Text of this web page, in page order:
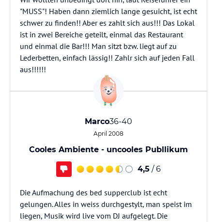
"MUSS"! Haben dann ziemlich lange gesuicht, ist echt
schwer zu finden!! Aber es zahlt sich aus!!! Das Lokal
ist in zwei Bereiche geteilt, einmal das Restaurant
und einmal die Bar!!! Man sitzt bzw. liegt auf zu
Lederbetten, einfach lässig!! Zahlr sich auf jeden Fall
aus!!!!!!
Marco36-40
April 2008
Cooles Ambiente - uncooles Publlikum
4,5 / 6
Die Aufmachung des bed supperclub ist echt
gelungen. Alles in weiss durchgestylt, man speist im
liegen, Musik wird live vom DJ aufgelegt. Die